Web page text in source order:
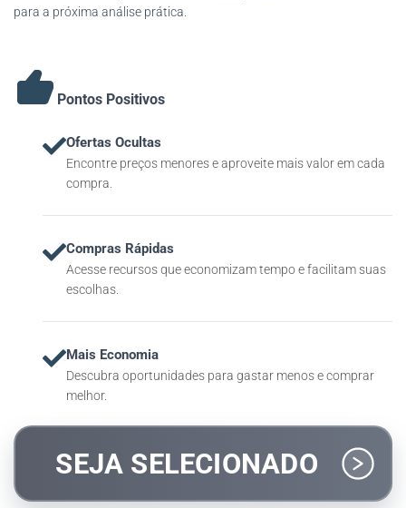
para a próxima análise prática.
Pontos Positivos
Ofertas Ocultas
Encontre preços menores e aproveite mais valor em cada
compra.
Compras Rápidas
Acesse recursos que economizam tempo e facilitam suas
escolhas.
Mais Economia
Descubra oportunidades para gastar menos e comprar
melhor.
SEJA SELECIONADO